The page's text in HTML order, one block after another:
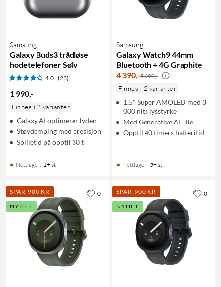
Samsung
Galaxy Buds3 trådløse
hodetelefoner Sølv
4.0 (23)
1 990,-
Finnes i 2 varianter
Galaxy AI optimerer lyden
Støydemping med presisjon
Spilletid på opptil 30 t
Nettlager: 1+ st
Samsung
Galaxy Watch9 44mm
Bluetooth + 4G Graphite
4 390,-5 290,-
Finnes i 2 varianter
1,5" Super AMOLED med 3
000 nits lysstyrke
Med Generative AI Tile
Opptil 40 timers batteritid
Nettlager: 5+ st
SPAR 900 KR
NYHET
0
SPAR 900 KR
NYHET
0